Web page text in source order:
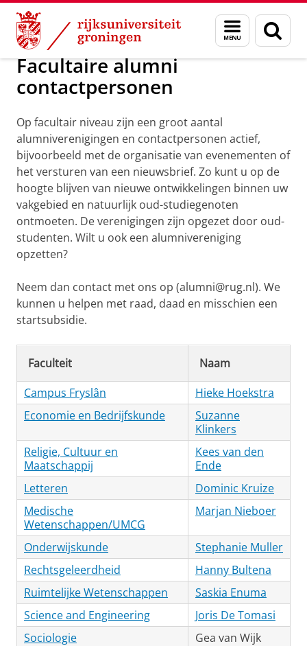
Skip
Content
Skip
Navigation
Menu
en
zoeken
Alumni Contact
Facultaire alumni
contactpersonen
Op facultair niveau zijn een groot aantal
alumniverenigingen en contactpersonen actief,
bijvoorbeeld met de organisatie van evenementen of
het versturen van een nieuwsbrief. Zo kunt u op de
hoogte blijven van nieuwe ontwikkelingen binnen uw
vakgebied en natuurlijk oud-studiegenoten
ontmoeten. De verenigingen zijn opgezet door oud-
studenten. Wilt u ook een alumnivereniging
opzetten?
Neem dan contact met ons op (alumni@rug.nl). We
kunnen u helpen met raad, daad en misschien een
startsubsidie.
Faculteit
Naam
Campus Fryslân
Hieke Hoekstra
Economie en Bedrijfskunde
Suzanne
Klinkers
Religie, Cultuur en
Maatschappij
Kees van den
Ende
Letteren
Dominic Kruize
Medische
Wetenschappen/UMCG
Marjan Nieboer
Onderwijskunde
Stephanie Muller
Rechtsgeleerdheid
Hanny Bultena
Ruimtelijke Wetenschappen
Saskia Enuma
Science and Engineering
Joris De Tomasi
Sociologie
Gea van Wijk